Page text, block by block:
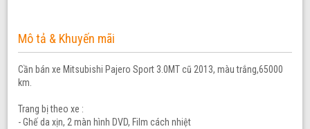
Mô tả & Khuyến mãi
Cần bán xe Mitsubishi Pajero Sport 3.0MT cũ 2013, màu trắng,65000
km.
Trang bị theo xe :
- Ghế da xịn, 2 màn hình DVD, Film cách nhiệt